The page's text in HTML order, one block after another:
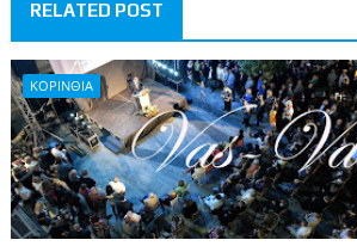
RELATED POST
ΚΟΡΙΝΘΙΑ